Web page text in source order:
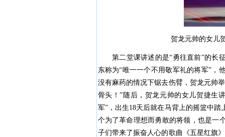
贺龙元帅的女儿
第二堂课讲述的是“勇往直前”的长征
东称为“唯一一个不用敬军礼的将军”，
没有麻药的情况下锯去伤臂，贺龙元帅
骨头！”随后，贺龙元帅的女儿贺捷生
军”，出生18天后就在马背上的摇篮中
个为了革命理想而勇敢的将领，也是一
子们带来了振奋人心的歌曲《五星红旗